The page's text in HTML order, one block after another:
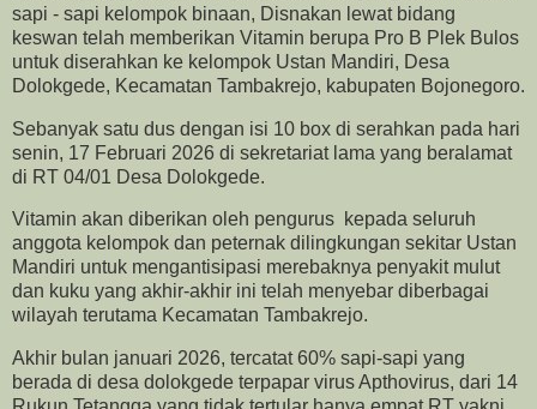
sapi - sapi kelompok binaan, Disnakan lewat bidang
keswan telah memberikan Vitamin berupa Pro B Plek Bulos
untuk diserahkan ke kelompok Ustan Mandiri, Desa
Dolokgede, Kecamatan Tambakrejo, kabupaten Bojonegoro.
Sebanyak satu dus dengan isi 10 box di serahkan pada hari
senin, 17 Februari 2026 di sekretariat lama yang beralamat
di RT 04/01 Desa Dolokgede.
Vitamin akan diberikan oleh pengurus kepada seluruh
anggota kelompok dan peternak dilingkungan sekitar Ustan
Mandiri untuk mengantisipasi merebaknya penyakit mulut
dan kuku yang akhir-akhir ini telah menyebar diberbagai
wilayah terutama Kecamatan Tambakrejo.
Akhir bulan januari 2026, tercatat 60% sapi-sapi yang
berada di desa dolokgede terpapar virus Apthovirus, dari 14